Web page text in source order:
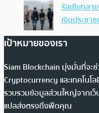
รัสเซียทล
เงินประชา
เป้าหมายของเรา
Siam Blockchain มุ่งมั่นที่จะ
Cryptocurrency และเทคโนโ
รวบรวมข้อมูลส่วนใหญ่จากเว็
แปลส่งตรงถึงฟีดคุณ